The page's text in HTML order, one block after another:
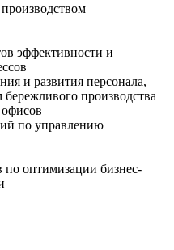
эффективности и
и развития персонала,
производства
по управлению
оптимизации бизнес-